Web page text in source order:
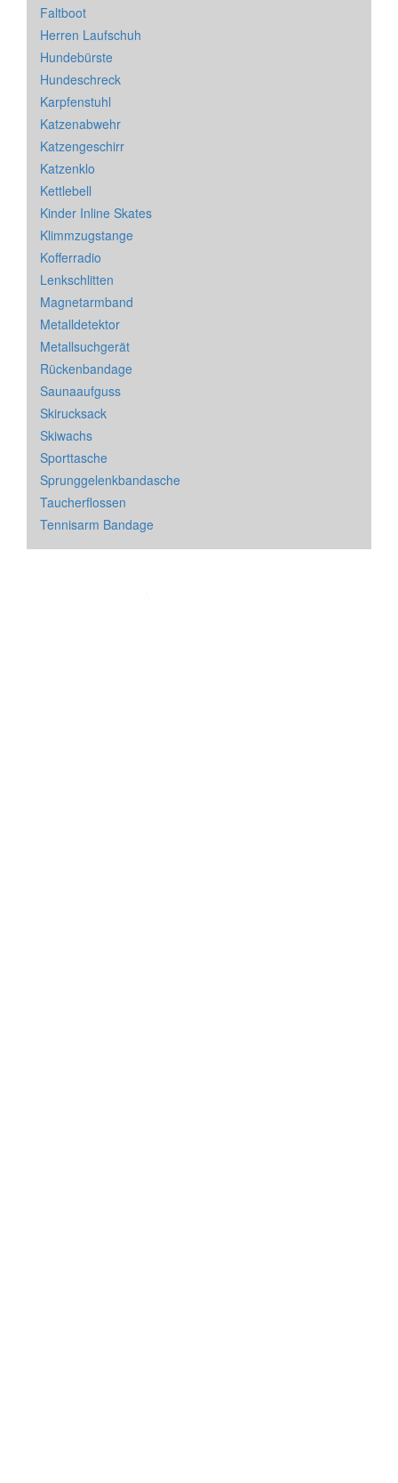
Faltboot
Herren Laufschuh
Hundebürste
Hundeschreck
Karpfenstuhl
Katzenabwehr
Katzengeschirr
Katzenklo
Kettlebell
Kinder Inline Skates
Klimmzugstange
Kofferradio
Lenkschlitten
Magnetarmband
Metalldetektor
Metallsuchgerät
Rückenbandage
Saunaaufguss
Skirucksack
Skiwachs
Sporttasche
Sprunggelenkbandasche
Taucherflossen
Tennisarm Bandage